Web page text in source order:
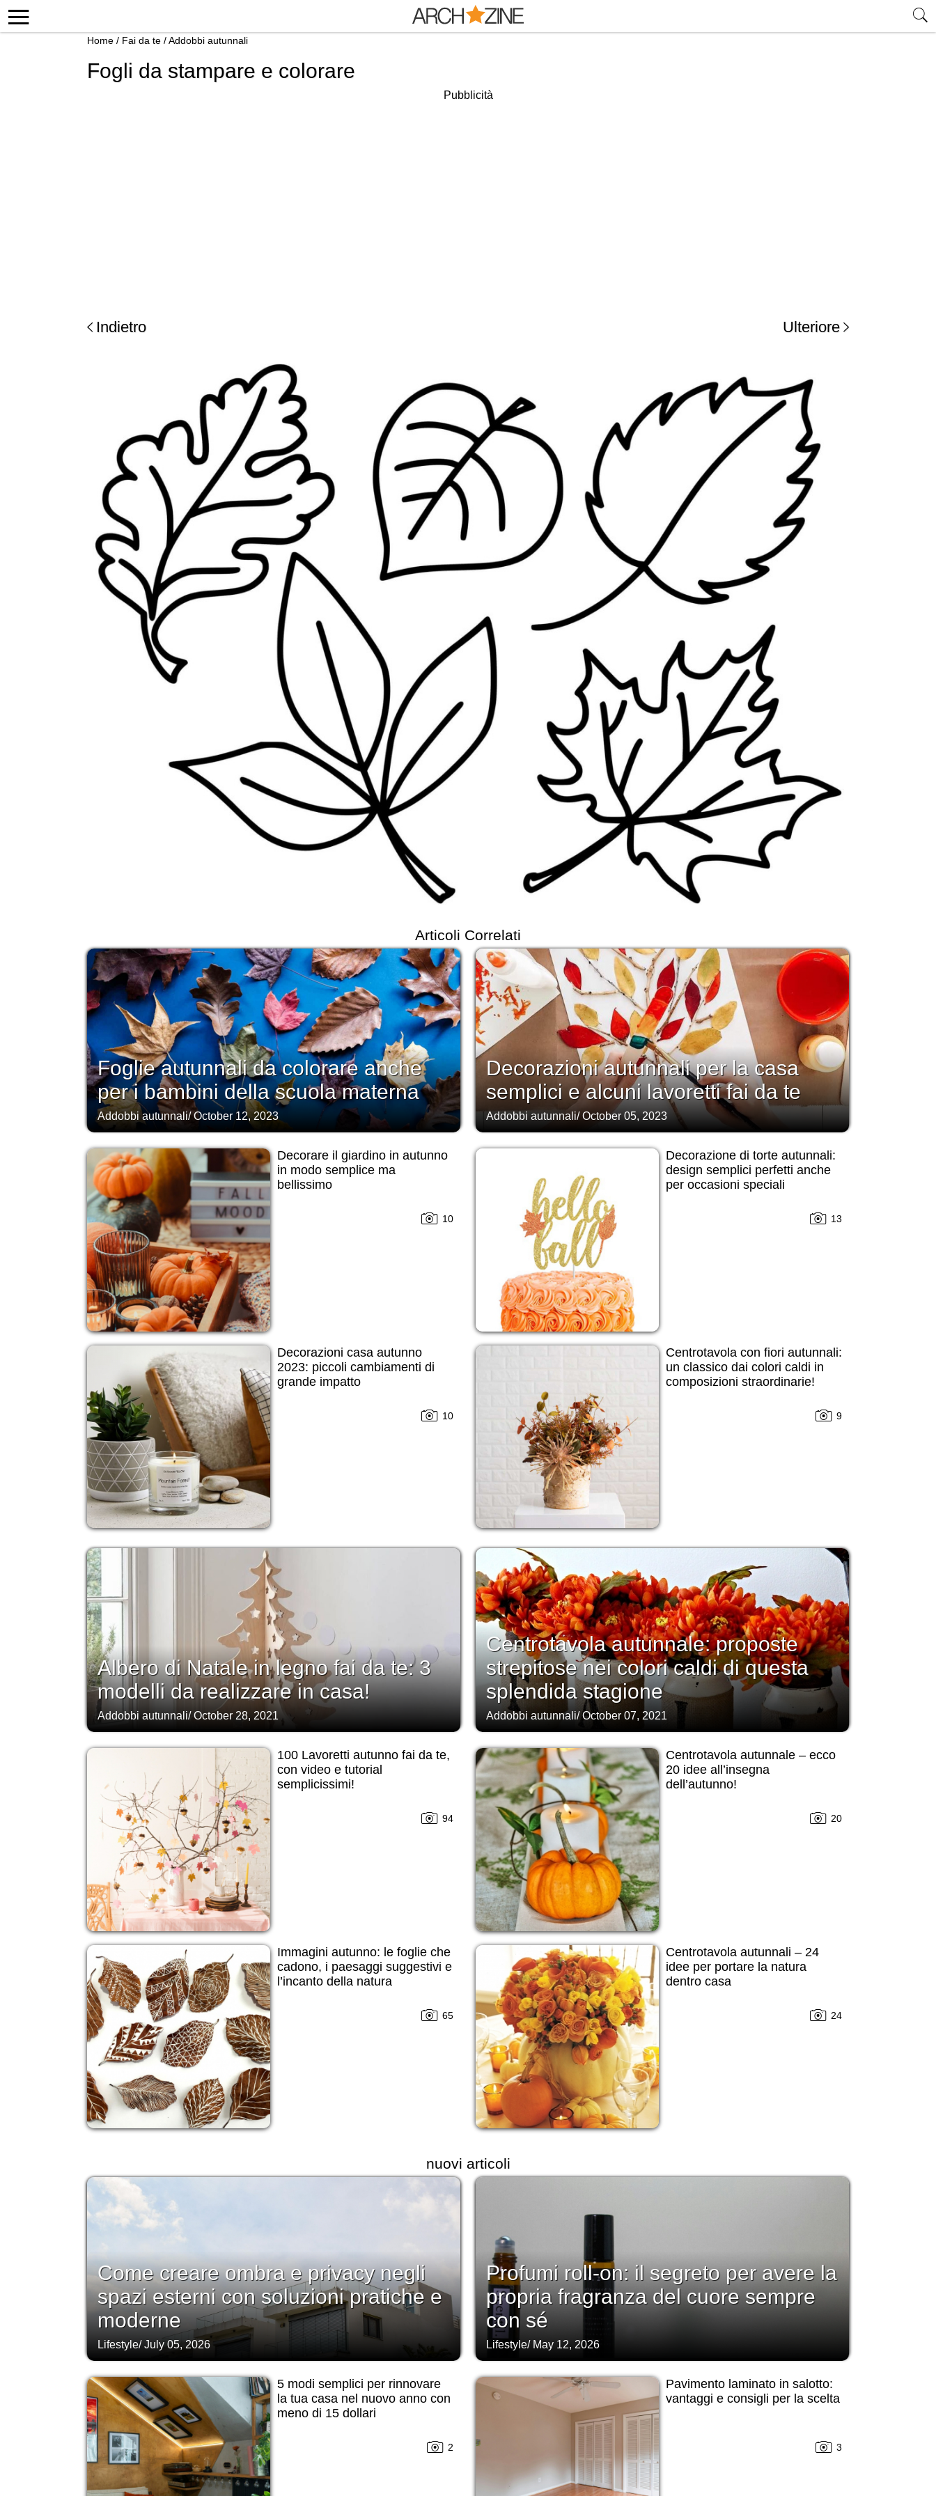
Home / Fai da te /Addobbi autunnali
Fogli da stampare e colorare
Pubblicità
Indietro Ulteriore
Articoli Correlati
Foglie autunnali da colorare anche
per i bambini della scuola materna
Addobbi autunnali/October 12, 2023
Decorazioni autunnali per la casa
semplici e alcuni lavoretti fai da te
Addobbi autunnali/October 05, 2023
Decorare il giardino in autunno
in modo semplice ma
bellissimo
10
Decorazione di torte autunnali:
design semplici perfetti anche
per occasioni speciali
13
Decorazioni casa autunno
2023: piccoli cambiamenti di
grande impatto
10
Centrotavola con fiori autunnali:
un classico dai colori caldi in
composizioni straordinarie!
9
Albero di Natale in legno fai da te: 3
modelli da realizzare in casa!
Addobbi autunnali/October 28, 2021
Centrotavola autunnale: proposte
strepitose nei colori caldi di questa
splendida stagione
Addobbi autunnali/October 07, 2021
100 Lavoretti autunno fai da te,
con video e tutorial
semplicissimi!
94
Centrotavola autunnale – ecco
20 idee all’insegna
dell’autunno!
20
Immagini autunno: le foglie che
cadono, i paesaggi suggestivi e
l’incanto della natura
65
Centrotavola autunnali – 24
idee per portare la natura
dentro casa
24
nuovi articoli
Come creare ombra e privacy negli
spazi esterni con soluzioni pratiche e
moderne
Lifestyle/July 05, 2026
Profumi roll-on: il segreto per avere la
propria fragranza del cuore sempre
con sé
Lifestyle/ May 12, 2026
5 modi semplici per rinnovare
la tua casa nel nuovo anno con
meno di 15 dollari
2
Pavimento laminato in salotto:
vantaggi e consigli per la scelta
3